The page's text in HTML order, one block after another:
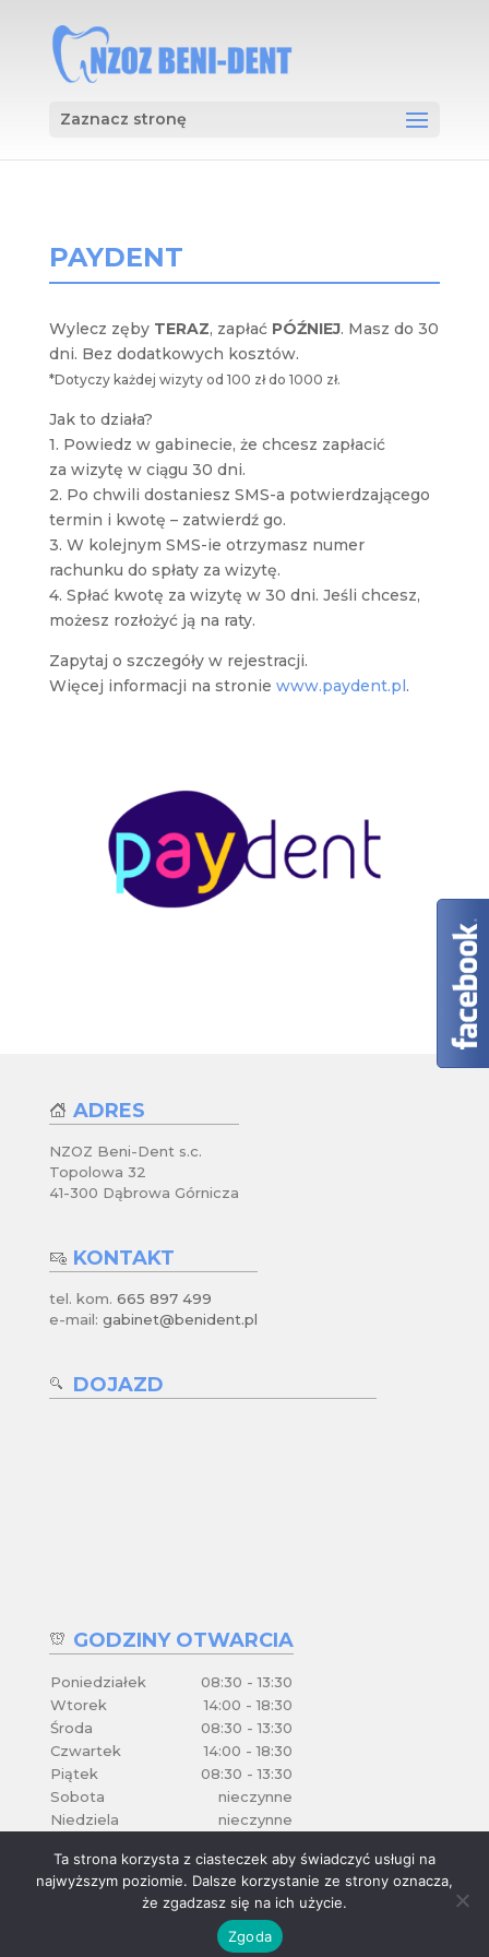
Zaznacz stronę
PAYDENT
Wylecz zęby TERAZ, zapłać PÓŹNIEJ. Masz do 30
dni. Bez dodatkowych kosztów.
*Dotyczy każdej wizyty od 100 zł do 1000 zł.
Jak to działa?
1. Powiedz w gabinecie, że chcesz zapłacić
za wizytę w ciągu 30 dni.
2. Po chwili dostaniesz SMS-a potwierdzającego
termin i kwotę – zatwierdź go.
3. W kolejnym SMS-ie otrzymasz numer
rachunku do spłaty za wizytę.
4. Spłać kwotę za wizytę w 30 dni. Jeśli chcesz,
możesz rozłożyć ją na raty.
Zapytaj o szczegóły w rejestracji.
Więcej informacji na stronie www.paydent.pl.
ADRES
NZOZ Beni-Dent s.c.
Topolowa 32
41-300 Dąbrowa Górnicza
KONTAKT
tel. kom. 665 897 499
e-mail: gabinet@benident.pl
DOJAZD
GODZINY OTWARCIA
Poniedziałek
08:30 - 13:30
Wtorek
14:00 - 18:30
Środa
08:30 - 13:30
Czwartek
14:00 - 18:30
Piątek
08:30 - 13:30
Sobota
nieczynne
Niedziela
nieczynne
Ta strona korzysta z ciasteczek aby świadczyć usługi na
najwyższym poziomie. Dalsze korzystanie ze strony oznacza,
że zgadzasz się na ich użycie.
Zgoda